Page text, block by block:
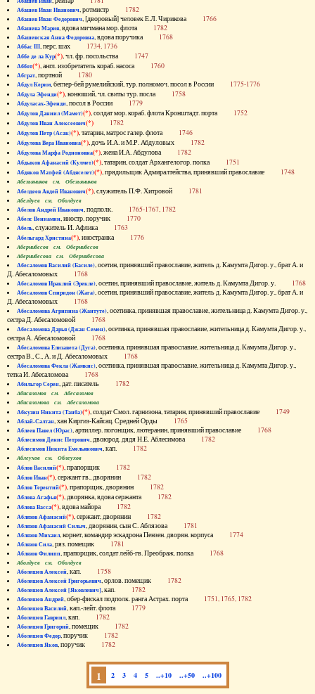
Абашев Иван Иванович, ротмистр 1782
Абашев Иван Федорович, [дворовый] человек Е.Л. Чирикова 1766
Абашева Мария, вдова мичмана мор. флота 1782
Абашевская Анна Федоровна, вдова поручика 1768
Аббас III, перс. шах 1734, 1736
Аббе де ла Кур(*), чл. фр. посольства 1747
Аббот(*), англ. изобретатель кораб. насоса 1760
Абграт, портной 1780
Абдул Керим, беглер-бей румелийский, тур. полномоч. посол в России 1775-1776
Абдула Эфенди(*), конюший, чл. свиты тур. посла 1758
Абдуласах-Эфенди, посол в России 1779
Абдулов Даниил (Мамет)(*), солдат мор. кораб. флота Кронштадт. порта 1752
Абдулов Иван Алексеевич(*) 1782
Абдулов Петр (Асак)(*), татарин, матрос галер. флота 1746
Абдулова Вера Ивановна(*), дочь И.А. и М.Р. Абдуловых 1782
Абдулова Марфа Родионовна(*), жена И.А. Абдулова 1782
Абдыков Афанасий (Кулмет)(*), татарин, солдат Архангелогор. полка 1751
Абдяков Матфей (Абдяселет)(*), прядильщик Адмиралтейства, принявший православие 1748
Абезьянинов см. Обезьянинов
Абелдеев Авдей Иванович(*), служитель П.Ф. Хитровой 1781
Абелдуев см. Оболдуев
Абелов Андрей Иванович, подполк. 1765-1767, 1782
Абелс Вениамин, иностр. поручик 1770
Абель, служитель И. Афлика 1763
Абельгард Христина(*), иностранка 1776
Абернибесов см. Обернибесов
Абернибесова см. Обернибесова
Абесаломов Василий (Басиле), осетин, принявший православие, житель д. Камумта Дигор. у., брат А. и
Д. Абесаломовых 1768
Абесаломов Ираклий (Эрекле), осетин, принявший православие, житель д. Камумта Дигор. у. 1768
Абесаломов Спиридон (Жага), осетин, принявший православие, житель д. Камумта Дигор. у., брат А. и
Д. Абесаломовых 1768
Абесаломова Агрипина (Жантуте), осетинка, принявшая православие, жительница д. Камумта Дигор. у.,
сестра Д. Абесаломовой 1768
Абесаломова Дарья (Джан Семен), осетинка, принявшая православие, жительница д. Камумта Дигор. у.,
сестра А. Абесаломовой 1768
Абесаломова Елизавета (Дуга), осетинка, принявшая православие, жительница д. Камумта Дигор. у.,
сестра В., С., А. и Д. Абесаломовых 1768
Абесаломова Фекла (Жамкис), осетинка, принявшая православие, жительница д. Камумта Дигор. у.,
тетка И. Абесаломова 1768
Абильгор Серен, дат. писатель 1782
Абисаломов см. Абесаломов
Абисаломова см. Абесаломова
Абкузин Никита (Танба)(*), солдат Смол. гарнизона, татарин, принявший православие 1749
Аблай-Салтан, хан Киргиз-Кайсац. Средней Орды 1765
Аблеев Павел (Юрас), артиллер. погонщик, лютеранин, принявший православие 1768
Аблесимов Денис Петрович, двоюрод. дядя Н.Е. Аблесимова 1782
Аблесимов Никита Емельянович, кап. 1782
Аблеухов см. Облеухов
Аблов Василий(*), прапорщик 1782
Аблов Иван(*), сержант гв., дворянин 1782
Аблов Терентий(*), прапорщик, дворянин 1782
Аблова Агафья(*), дворянка, вдова сержанта 1782
Аблова Васса(*), вдова майора 1782
Аблязов Афанасий(*), сержант, дворянин 1782
Аблязов Афанасий Силыч, дворянин, сын С. Аблязова 1781
Аблязов Михаил, корнет, командир эскадрона Пензен. дворян. корпуса 1774
Аблязов Сила, ряз. помещик 1781
Аблязов Филипп, прапорщик, солдат лейб-гв. Преображ. полка 1768
Аболдуев см. Оболдуев
Аболешев Алексей, кап. 1758
Аболешев Алексей Григорьевич, орлов. помещик 1782
Аболешев Алексей [Яковлевич], кап. 1782
Аболешев Андрей, обер-фискал подполк. ранга Астрах. порта 1751, 1765, 1782
Аболешев Василий, кап.-лейт. флота 1779
Аболешев Гавриил, кап. 1782
Аболешев Григорий, помещик 1782
Аболешев Федор, поручик 1782
Аболешев Яков, поручик 1782
1 2 3 4 5 ..+10 ..+50 ..+100